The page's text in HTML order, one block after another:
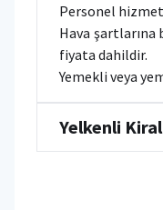
Personel
Hava şartlarına
fiyata dahildir.
Yemekli veya
Yelkenli